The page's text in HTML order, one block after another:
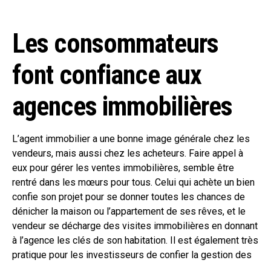
Les consommateurs
font confiance aux
agences immobilières
L’agent immobilier a une bonne image générale chez les
vendeurs, mais aussi chez les acheteurs. Faire appel à
eux pour gérer les ventes immobilières, semble être
rentré dans les mœurs pour tous. Celui qui achète un bien
confie son projet pour se donner toutes les chances de
dénicher la maison ou l’appartement de ses rêves, et le
vendeur se décharge des visites immobilières en donnant
à l’agence les clés de son habitation. Il est également très
pratique pour les investisseurs de confier la gestion des